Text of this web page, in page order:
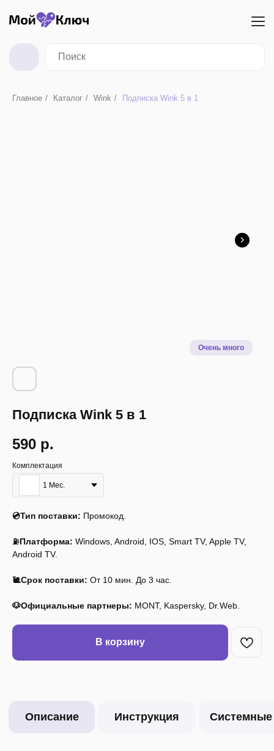
Главное / Каталог / Wink / Подписка Wink 5 в 1
Подписка Wink 5 в 1
590 р.
Комплектация
1 Мес.
💿Тип поставки: Промокод.
⛽Платформа: Windows, Android, IOS, Smart TV, Apple TV,
Android TV.
🐌Срок поставки: От 10 мин. До 3 час.
🐶Официальные партнеры: MONT, Kaspersky, Dr.Web.
В корзину
Инструкция
Описание